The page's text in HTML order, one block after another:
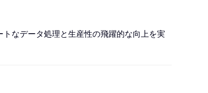
なデータ処理と生産性の飛躍的な向上を実